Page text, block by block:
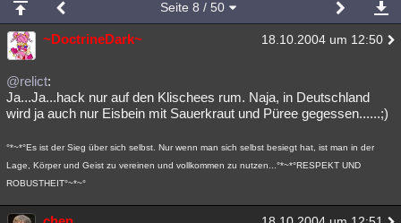
meine Rubriken
Menschen Wissenschaft Mystery Kriminalfälle
Spiritualität
Natur Umfragen Unterhaltung
Philosophie Träume Orte Esoterik Literatur
Astronomie Helpdesk Gruppen Gaming Filme
Seite 8 / 50
~DoctrineDark~ 18.10.2004 um 12:50
@relict:
Ja...Ja...hack nur auf den Klischees rum. Naja, in Deutschland
wird ja auch nur Eisbein mit Sauerkraut und Püree gegessen......;)
°*~*°Es ist der Sieg über sich selbst. Nur wenn man sich selbst besiegt hat, ist man in der
Lage, Körper und Geist zu vereinen und vollkommen zu nutzen...°*~*°RESPEKT UND
ROBUSTHEIT°~*~°